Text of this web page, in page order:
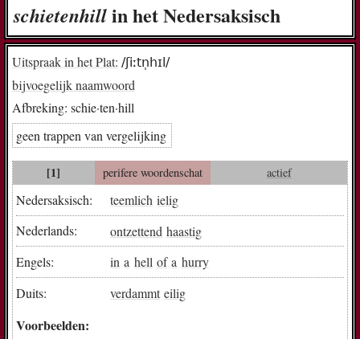
schie­ten­hillin het Nedersaksisch
Uitspraak in het Plat: /ʃiːtn̩hɪl/
bijvoegelijk naamwoord
Afbreking: schie·ten·hill
geen trappen van vergelijking
[1] perifere woordenschat actief
Nedersaksisch: teemlich ielig
Nederlands:
ontzettend haastig
Engels:
in a hell of a hurry
Duits:
verdammt eilig
Voorbeelden: